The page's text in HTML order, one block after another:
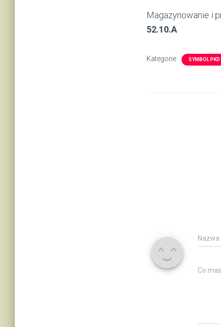
Magazynowanie i
52.10.A
Kategorie: SYMBOL PKD
Nazwa
Co